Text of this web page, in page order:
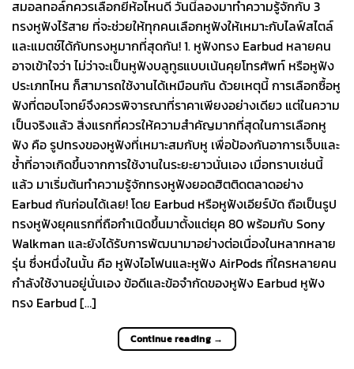
สมอลทอล์กควรเลือกยี่ห้อไหนดี วันนี้ลองมาทำความรู้จักกับ 3
ทรงหูฟังไร้สาย ที่จะช่วยให้ทุกคนเลือกหูฟังให้เหมาะกับไลฟ์สไตล์
และแมตช์ได้กับทรงหูมากที่สุดกัน! 1. หูฟังทรง Earbud หลายคน
อาจเข้าใจว่า ไม่ว่าจะเป็นหูฟังบลูทูธแบบเน้นคุยโทรศัพท์ หรือหูฟัง
ประเภทไหน ก็สามารถใช้งานได้เหมือนกัน ด้วยเหตุนี้ การเลือกซื้อหู
ฟังที่ตอบโจทย์จึงควรพิจารณาที่ราคาเพียงอย่างเดียว แต่ในความ
เป็นจริงแล้ว สิ่งแรกที่ควรให้ความสำคัญมากที่สุดในการเลือกหู
ฟัง คือ รูปทรงของหูฟังที่เหมาะสมกับหู เพื่อป้องกันอาการเจ็บและ
ช้ำที่อาจเกิดขึ้นจากการใช้งานในระยะยาวนั่นเอง เมื่อทราบเช่นนี้
แล้ว มาเริ่มต้นทำความรู้จักทรงหูฟังยอดฮิตติดตลาดอย่าง
Earbud กันก่อนได้เลย! โดย Earbud หรือหูฟังเอียร์บัด ถือเป็นรูป
ทรงหูฟังยุคแรกที่ถือกำเนิดขึ้นมาตั้งแต่ยุค 80 พร้อมกับ Sony
Walkman และยังได้รับการพัฒนามาอย่างต่อเนื่องในหลากหลาย
รุ่น ซึ่งหนึ่งในนั้น คือ หูฟังไอโฟนและหูฟัง AirPods ที่ใครหลายคน
กำลังใช้งานอยู่นั่นเอง ข้อดีและข้อจำกัดของหูฟัง Earbud หูฟัง
ทรง Earbud […]
Continue reading →